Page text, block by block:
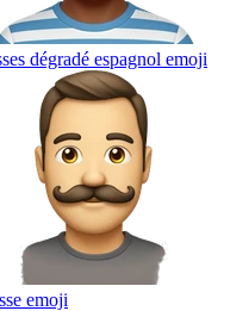
dégradé espagnol emoji
emoji